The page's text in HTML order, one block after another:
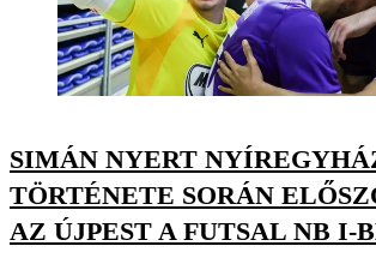
SIMÁN NYERT
TÖRTÉNETE SORÁN
AZ ÚJPEST A FUTSAL NB I-